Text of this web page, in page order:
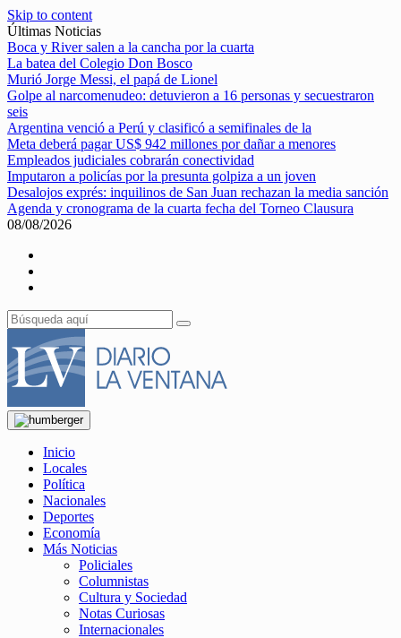
Skip to content
Últimas Noticias
Boca y River salen a la cancha por la cuarta
La batea del Colegio Don Bosco
Murió Jorge Messi, el papá de Lionel
Golpe al narcomenudeo: detuvieron a 16 personas y secuestraron
seis
Argentina venció a Perú y clasificó a semifinales de la
Meta deberá pagar US$ 942 millones por dañar a menores
Empleados judiciales cobrarán conectividad
Imputaron a policías por la presunta golpiza a un joven
Desalojos exprés: inquilinos de San Juan rechazan la media sanción
Agenda y cronograma de la cuarta fecha del Torneo Clausura
08/08/2026
Inicio
Locales
Política
Nacionales
Deportes
Economía
Más Noticias
Policiales
Columnistas
Cultura y Sociedad
Notas Curiosas
Internacionales